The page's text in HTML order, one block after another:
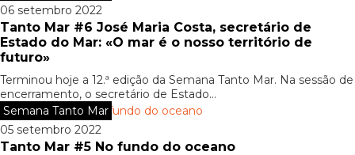
06 setembro 2022
Tanto Mar #6 José Maria Costa, secretário de
Estado do Mar: «O mar é o nosso território de
futuro»
Terminou hoje a 12.ª edição da Semana Tanto Mar. Na sessão de
encerramento, o secretário de Estado...
Semana Tanto Mar
05 setembro 2022
Tanto Mar #5 No fundo do oceano